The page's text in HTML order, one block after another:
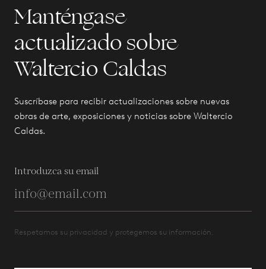
Manténgase
actualizado sobre
Waltercio Caldas
Suscríbase para recibir actualizaciones sobre nuevas
obras de arte, exposiciones y noticias sobre Waltercio
Caldas.
Introduzca su email
Respetamos su privacidad y protegemos su información.